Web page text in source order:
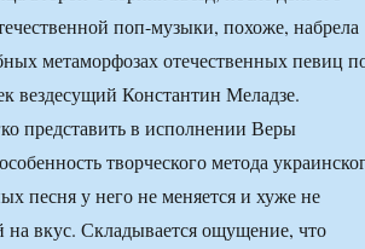
поп-музыки, похоже, набрела
метаморфозах отечественных певиц
вездесущий Константин Меладзе.
представить в исполнении Веры
творческого метода
песня у него не меняется и хуже не
на вкус. Складывается ощущение, что